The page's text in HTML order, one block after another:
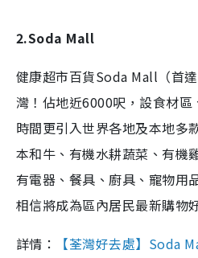
2.Soda Mall
健康超市百貨Soda Mall（首
灣！佔地近6000呎，設食材
時間更引入世界各地及本地多
本和牛、有機水耕蔬菜、有機
有電器、餐具、廚具、寵物用
相信將成為區內居民最新購物
詳情：
【荃灣好去處】Soda